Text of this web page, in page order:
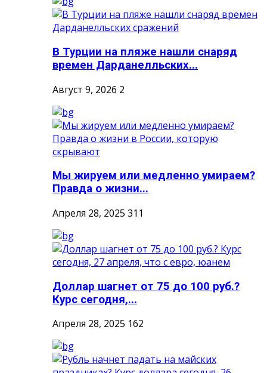
В Турции на пляже нашли снаряд
времен Дарданелльских...
Август 9, 2026 2
Мы жируем или медленно умираем?
Правда о жизни...
Апреля 28, 2025 311
Доллар шагнет от 75 до 100 руб.?
Курс сегодня,...
Апреля 28, 2025 162